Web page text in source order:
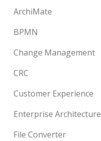
ArchiMate
BPMN
Change Management
CRC
Customer Experience
Enterprise Architecture
File Converter